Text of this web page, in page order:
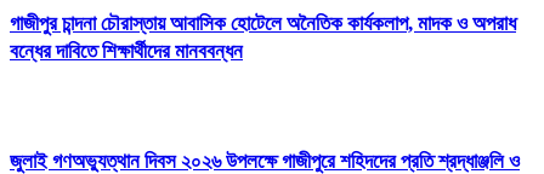
গাজীপুর চান্দনা চৌরাস্তায় আবাসিক হোটেলে অনৈতিক কার্যকলাপ, মাদক ও অপরাধ
বন্ধের দাবিতে শিক্ষার্থীদের মানববন্ধন
জুলাই গণঅভ্যুত্থান দিবস ২০২৬ উপলক্ষে গাজীপুরে শহিদদের প্রতি শ্রদ্ধাঞ্জলি ও